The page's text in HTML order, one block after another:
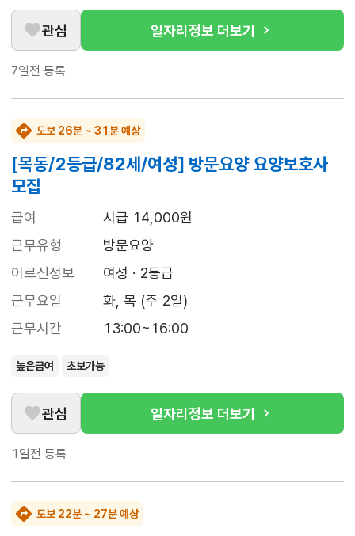
관심 일자리정보 더보기
7일전 등록
도보 26분 ~ 31분 예상
[목동/2등급/82세/여성] 방문요양 요양보호사
모집
급여
시급 14,000원
근무유형
방문요양
어르신정보
여성 · 2등급
근무요일
화, 목 (주 2일)
근무시간
13:00~16:00
높은급여 초보가능
관심 일자리정보 더보기
1일전 등록
도보 22분 ~ 27분 예상